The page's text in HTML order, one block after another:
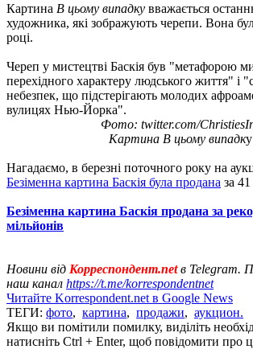
Картина В цьому випадку вважається
художника, які зображують черепи. Вона
році.
Череп у мистецтві Баскія був "метафорою
перехідного характеру людського життя" і
небезпек, що підстерігають молодих
вулицях Нью-Йорка".
Фото: twitter.com/
Картина В цьому випадку
Нагадаємо, в березні поточного року на
Безіменна картина Баскія була продана за
Безіменна картина Баскія продана за
мільйонів
Новини від Корреспондент.netв Telegram.
наш канал https://t.me/korrespondentnet
Читайте Korrespondent.net в Google News
ТЕГИ: фото, картина, продажи, аукцион.
Якщо ви помітили помилку, виділіть
натисніть Ctrl + Enter, щоб повідомити про